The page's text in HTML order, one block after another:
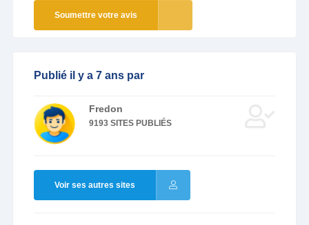
Soumettre votre avis
Publié il y a 7 ans par
Fredon
9193 SITES PUBLIÉS
Voir ses autres sites